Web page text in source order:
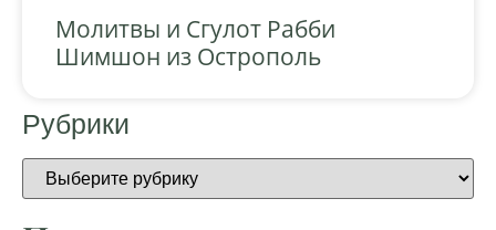
Молитвы и Сгулот Рабби
Шимшон из Острополь
Рубрики